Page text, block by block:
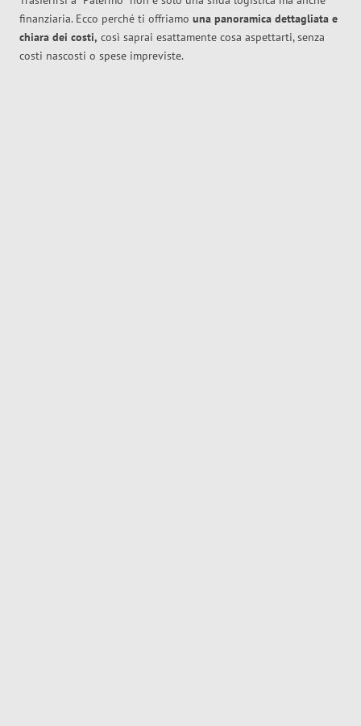
finanziaria. Ecco perché ti offriamo una panoramica dettagliata e
chiara dei costi, così saprai esattamente cosa aspettarti, senza
costi nascosti o spese impreviste.